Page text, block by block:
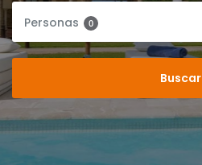
Personas 0